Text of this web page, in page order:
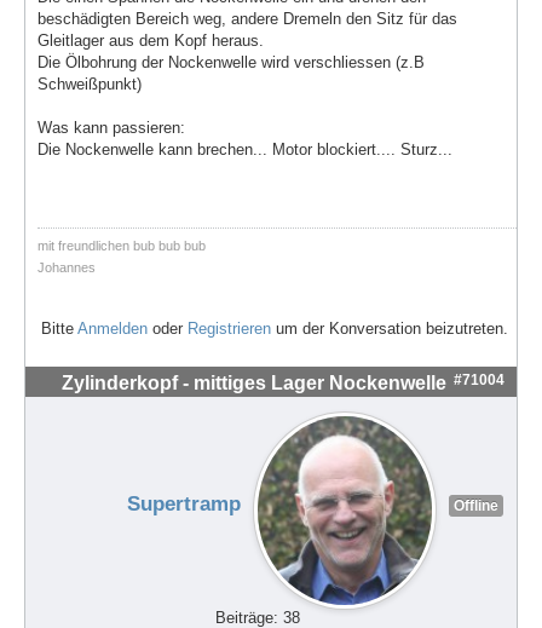
beschädigten Bereich weg, andere Dremeln den Sitz für das
Gleitlager aus dem Kopf heraus.
Die Ölbohrung der Nockenwelle wird verschliessen (z.B
Schweißpunkt)
Was kann passieren:
Die Nockenwelle kann brechen... Motor blockiert.... Sturz...
mit freundlichen bub bub bub
Johannes
Bitte Anmelden oder Registrieren um der Konversation beizutreten.
Zylinderkopf - mittiges Lager Nockenwelle #71004
Supertramp Offline
Beiträge: 38